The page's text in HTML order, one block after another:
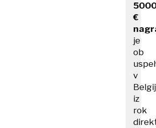
€ ​
je
ob
v
iz
rok